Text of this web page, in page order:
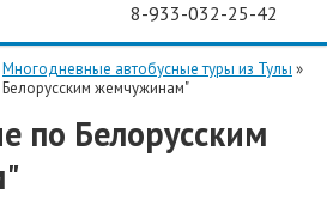
8-933-032-25-42
О КОМПАНИИ
Многодневные автобусные туры из Тулы »
Белорусским жемчужинам"
по Белорусским